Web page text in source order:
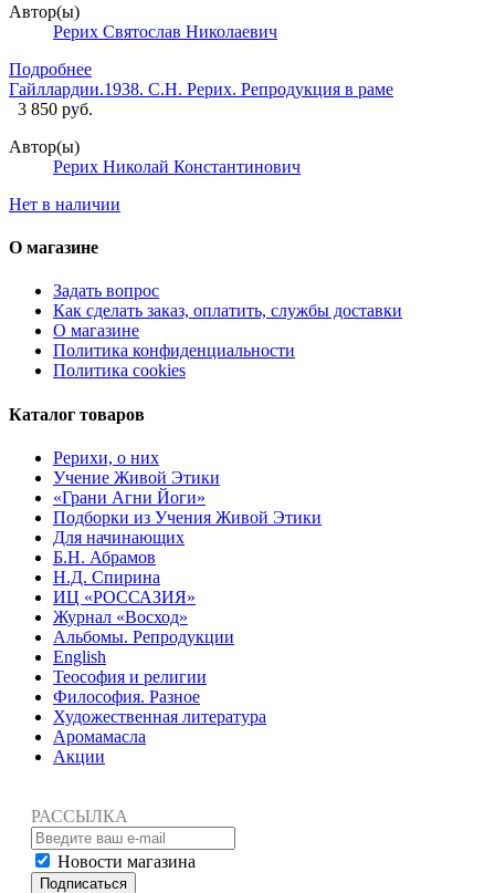
Автор(ы)
Рерих Святослав Николаевич
Подробнее
Гайллардии.1938. С.Н. Рерих. Репродукция в раме
3 850 руб.
Автор(ы)
Рерих Николай Константинович
Нет в наличии
О магазине
Задать вопрос
Как сделать заказ, оплатить, службы доставки
О магазине
Политика конфиденциальности
Политика cookies
Каталог товаров
Рерихи, о них
Учение Живой Этики
«Грани Агни Йоги»
Подборки из Учения Живой Этики
Для начинающих
Б.Н. Абрамов
Н.Д. Спирина
ИЦ «РОССАЗИЯ»
Журнал «Восход»
Альбомы. Репродукции
English
Теософия и религии
Философия. Разное
Художественная литература
Аромамасла
Акции
РАССЫЛКА
Новости магазина
Подписаться